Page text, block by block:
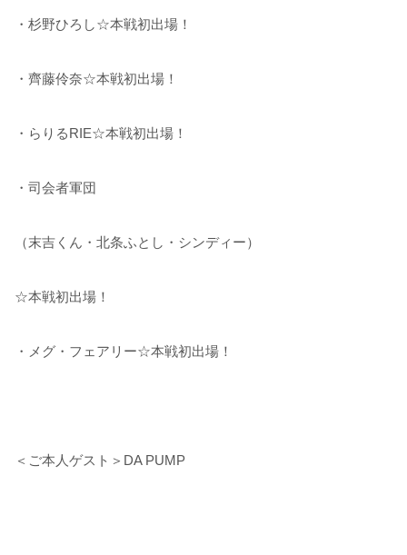
・杉野ひろし☆本戦初出場！
・齊藤伶奈☆本戦初出場！
・らりるRIE☆本戦初出場！
・司会者軍団
（末吉くん・北条ふとし・シンディー）
☆本戦初出場！
・メグ・フェアリー☆本戦初出場！
＜ご本人ゲスト＞DA PUMP